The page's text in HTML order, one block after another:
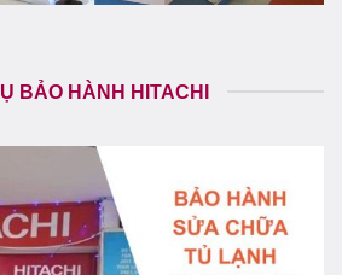
BẢO HÀNH HITACHI